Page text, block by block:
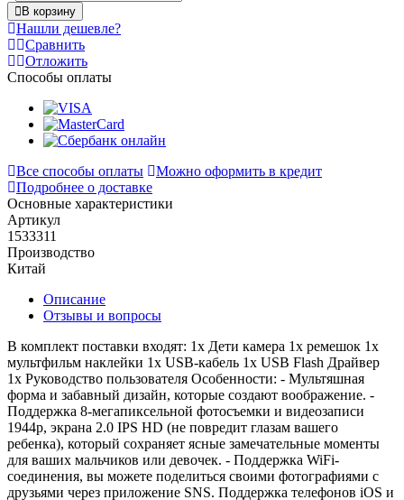
В корзину
Нашли дешевле?
Сравнить
Отложить
Способы оплаты
Все способы оплаты
Можно оформить в кредит
Подробнее о доставке
Основные характеристики
Артикул
1533311
Производство
Китай
Описание
Отзывы и вопросы
В комплект поставки входят: 1x Дети камера 1x ремешок 1x
мультфильм наклейки 1x USB-кабель 1x USB Flash Драйвер
1x Руководство пользователя Особенности: - Мультяшная
форма и забавный дизайн, которые создают воображение. -
Поддержка 8-мегапиксельной фотосъемки и видеозаписи
1944p, экрана 2.0 IPS HD (не повредит глазам вашего
ребенка), который сохраняет ясные замечательные моменты
для ваших мальчиков или девочек. - Поддержка WiFi-
соединения, вы можете поделиться своими фотографиями с
друзьями через приложение SNS. Поддержка телефонов iOS и